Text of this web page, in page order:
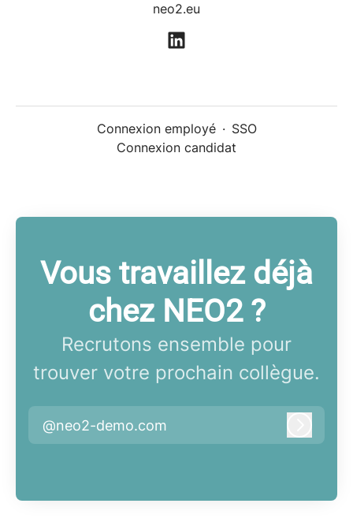
neo2.eu
Connexion employé · SSO
Connexion candidat
Vous travaillez déjà
chez NEO2 ?
Recrutons ensemble pour
trouver votre prochain collègue.
@neo2-demo.com